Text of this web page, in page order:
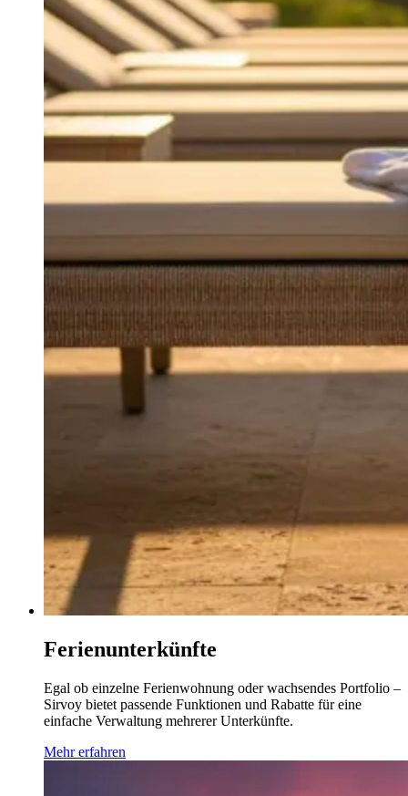
Ferienunterkünfte
Egal ob einzelne Ferienwohnung oder wachsendes Portfolio –
Sirvoy bietet passende Funktionen und Rabatte für eine
einfache Verwaltung mehrerer Unterkünfte.
Mehr erfahren